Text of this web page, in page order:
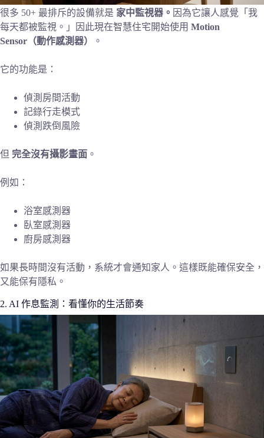
很多 50+ 最排斥的設備就是 家中監視器。 因為它讓人感覺「我
每天都被監視。」因此現在智慧住宅開始使用 Motion
Sensor（動作感測器）
。
它的功能是：
偵測房間活動
記錄行走模式
偵測跌倒風險
但 完全沒有攝影畫面 。
例如：
浴室感測器
臥室感測器
廚房感測器
如果長時間沒有活動，系統才會通知家人。這樣既能確保安全，
又能保有隱私。
2. AI 作息監測：看懂你的生活節奏